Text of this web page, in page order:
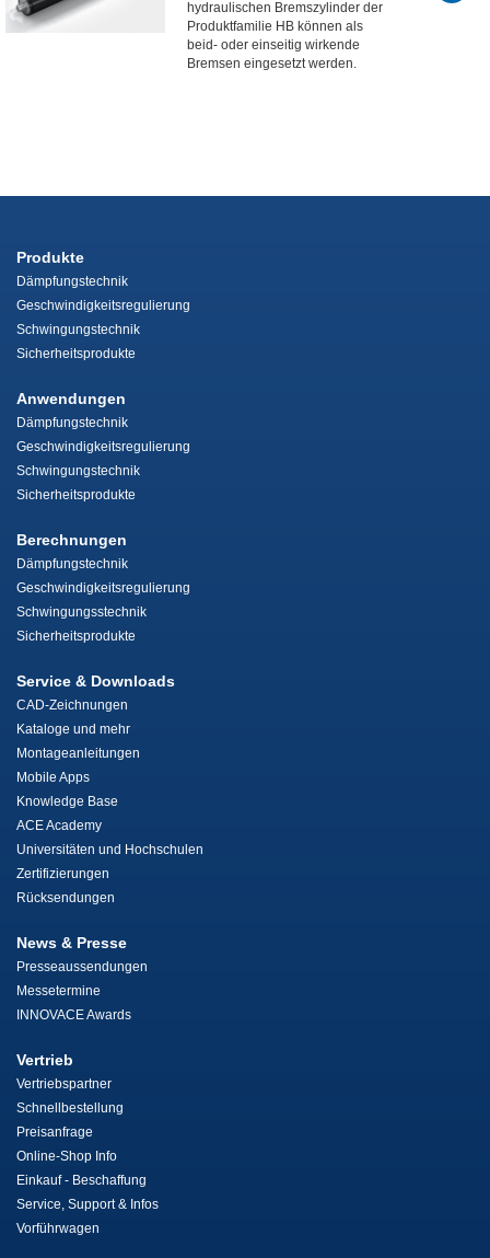
hydraulischen Bremszylinder der
Produktfamilie HB können als
beid- oder einseitig wirkende
Bremsen eingesetzt werden.
Produkte
Dämpfungstechnik
Geschwindigkeitsregulierung
Schwingungstechnik
Sicherheitsprodukte
Anwendungen
Dämpfungstechnik
Geschwindigkeitsregulierung
Schwingungstechnik
Sicherheitsprodukte
Berechnungen
Dämpfungstechnik
Geschwindigkeitsregulierung
Schwingungsstechnik
Sicherheitsprodukte
Service & Downloads
CAD-Zeichnungen
Kataloge und mehr
Montageanleitungen
Mobile Apps
Knowledge Base
ACE Academy
Universitäten und Hochschulen
Zertifizierungen
Rücksendungen
News & Presse
Presseaussendungen
Messetermine
INNOVACE Awards
Vertrieb
Vertriebspartner
Schnellbestellung
Preisanfrage
Online-Shop Info
Einkauf - Beschaffung
Service, Support & Infos
Vorführwagen